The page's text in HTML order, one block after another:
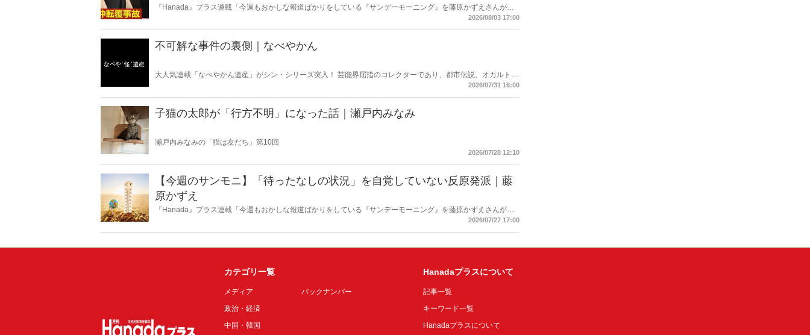
『Hanada』プラス連載「今週もおかしな報道ばかりをしている『サンデーモーニング』を藤原かずえさんがデ
2026/08/03 17:00
不可解な事件の裏側｜なべやかん
大人気連載「なべやかん遺産」がシン・シリーズ突入！ 芸能界屈指のコレクターであり、都市伝説、オカルト、
スピリチュアルな話題が大好きな芸人・なべやかんが蒐集した選りすぐりの「怪」な話を紹介！信じるか信じな
2026/07/31 16:00
子猫の太郎が「行方不明」になった話｜瀬戸内みなみ
瀬戸内みなみの「猫は友だち」第10回
2026/07/28 12:10
【今週のサンモニ】「待ったなしの状況」を自覚していない反原発派｜藤
原かずえ
『Hanada』プラス連載「今週もおかしな報道ばかりをしている『サンデーモーニング』を藤原かずえさんがデ
2026/07/27 17:00
カテゴリ一覧
メディア
政治・経済
中国・韓国
バックナンバー
Hanadaプラスについて
記事一覧
キーワード一覧
Hanadaプラスについて